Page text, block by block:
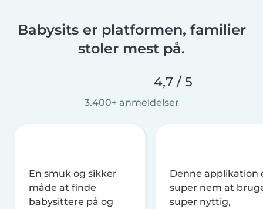
Babysits er platformen, familier
stoler mest på.
4,7 / 5
3.400+ anmeldelser
En smuk og sikker
måde at finde
babysittere på og
Denne applikation
super nem at
super nyttig,